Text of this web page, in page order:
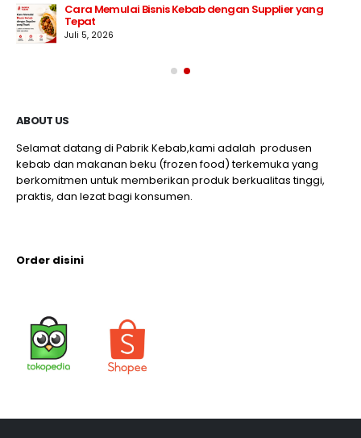
Cara Memulai Bisnis Kebab dengan Supplier yang
Tepat
Juli 5, 2026
ABOUT US
Selamat datang di Pabrik Kebab,kami adalah produsen
kebab dan makanan beku (frozen food) terkemuka yang
berkomitmen untuk memberikan produk berkualitas tinggi,
praktis, dan lezat bagi konsumen.
Order disini